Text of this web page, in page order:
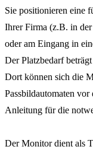
Sie positionieren eine
Ihrer Firma (z.B. in
oder am Eingang in
Der Platzbedarf
Dort können sich die
Passbildautomaten
Anleitung für die
Der Monitor dient als